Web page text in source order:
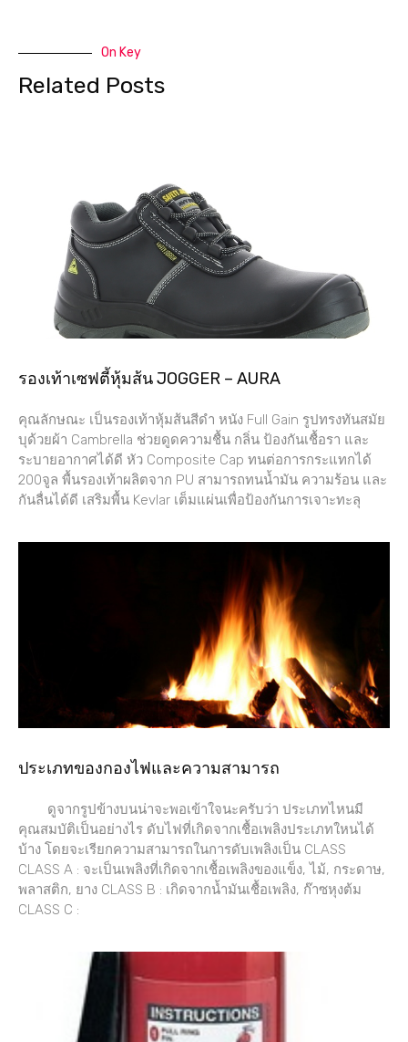
On Key
Related Posts
รองเท้าเซฟตี้หุ้มส้น JOGGER – AURA
คุณลักษณะ เป็นรองเท้าหุ้มส้นสีดำ หนัง Full Gain รูปทรงทันสมัย
บุด้วยผ้า Cambrella ช่วยดูดความชื้น กลิ่น ป้องกันเชื้อรา และ
ระบายอากาศได้ดี หัว Composite Cap ทนต่อการกระแทกได้
200จูล พื้นรองเท้าผลิตจาก PU สามารถทนน้ำมัน ความร้อน และ
กันลื่นได้ดี เสริมพื้น Kevlar เต็มแผ่นเพื่อป้องกันการเจาะทะลุ
ประเภทของกองไฟและความสามารถ
ดูจากรูปข้างบนน่าจะพอเข้าใจนะครับว่า ประเภทไหนมี
คุณสมบัติเป็นอย่างไร ดับไฟที่เกิดจากเชื้อเพลิงประเภทใหนได้
บ้าง โดยจะเรียกความสามารถในการดับเพลิงเป็น CLASS
CLASS A : จะเป็นเพลิงที่เกิดจากเชื้อเพลิงของแข็ง, ไม้, กระดาษ,
พลาสติก, ยาง CLASS B : เกิดจากน้ำมันเชื้อเพลิง, ก๊าซหุงต้ม
CLASS C :